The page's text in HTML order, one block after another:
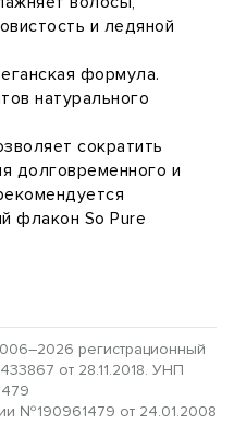
и ледяной
формула.
натурального
сократить
долговременного и
флакон So Pure
регистрационный
от 28.11.2018. УНП
№190961479 от 24.01.2008